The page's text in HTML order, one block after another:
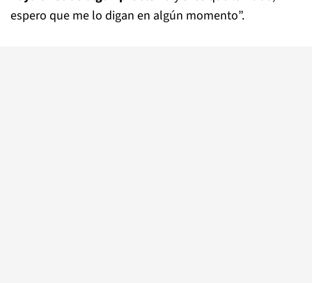
espero que me lo digan en algún momento”.